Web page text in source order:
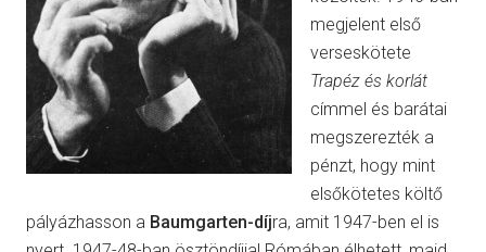
megjelent első
verseskötete
Trapéz és korlát
címmel és barátai
megszerezték a
pénzt, hogy mint
elsőkötetes költő
pályázhasson a Baumgarten-díjra, amit 1947-ben el is